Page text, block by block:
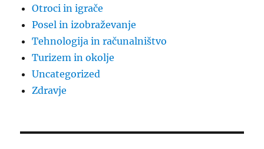
Otroci in igrače
Posel in izobraževanje
Tehnologija in računalništvo
Turizem in okolje
Uncategorized
Zdravje